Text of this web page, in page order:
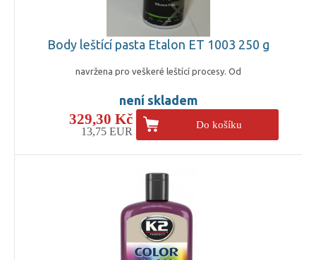
Body leštící pasta Etalon ET 1003 250 g
navržena pro veškeré leštící procesy. Od
není skladem
329,30 Kč
13,75 EUR
Do košíku